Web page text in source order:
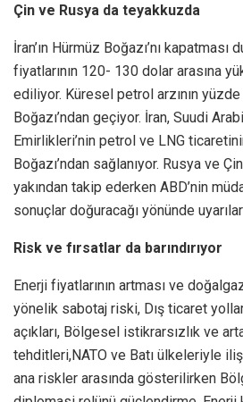
Çin ve Rusya da teyakkuzda
İran’ın Hürmüz Boğazı’nı
fiyatlarının 120- 130 dolar arasına
ediliyor. Küresel petrol arzının yüzde
Boğazı’ndan geçiyor. İran, Suudi
Emirlikleri’nin petrol ve LNG
Boğazı’ndan sağlanıyor. Rusya ve
yakından takip ederken ABD’nin
sonuçlar doğuracağı yönünde
Risk ve fırsatlar da barındırıyor
Enerji fiyatlarının artması ve
yönelik sabotaj riski, Dış ticaret
açıkları, Bölgesel istikrarsızlık ve
tehditleri,NATO ve Batı ülkeleriyle
ana riskler arasında gösterilirken